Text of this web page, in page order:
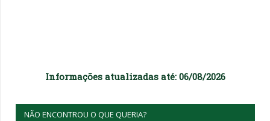
Informações atualizadas até: 06/08/2026
NÃO ENCONTROU O QUE QUERIA?